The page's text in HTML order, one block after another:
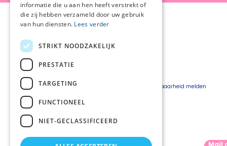
Over Palliaweb
Over PZNL
Pers
Vacatures
Webshop
Privacyverklaring
Beveiligingskwetsbaarheid melden
Mail
informatie die u aan hen heeft verstrekt of
die zij hebben verzameld door uw gebruik
van hun diensten. Lees verder
STRIKT NOODZAKELIJK
PRESTATIE
TARGETING
FUNCTIONEEL
NIET-GECLASSIFICEERD